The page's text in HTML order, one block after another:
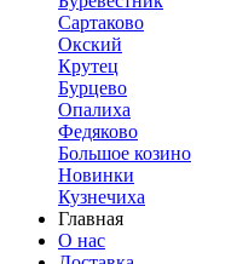
Сартаково
Окский
Крутец
Бурцево
Опалиха
Федяково
Большое козино
Новинки
Кузнечиха
Главная
О нас